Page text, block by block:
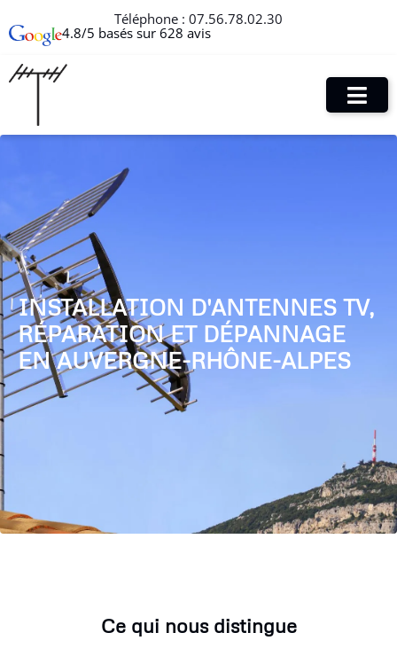
Téléphone : 07.56.78.02.30
4.8/5 basés sur 628 avis
INSTALLATION D'ANTENNES TV,
RÉPARATION ET DÉPANNAGE
EN AUVERGNE-RHÔNE-ALPES
Ce qui nous distingue